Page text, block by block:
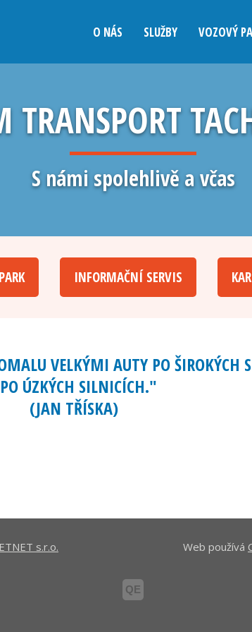
O NÁS SLUŽBY VOZOVÝ
TRANSPORT
S námi spolehlivě a včas
INFORMAČNÍ SERVIS
VELKÝMI AUTY PO ŠIROKÝCH
ÚZKÝCH SILNICÍCH."
s.r.o. Web používá
QE